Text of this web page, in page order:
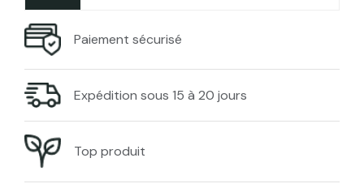
Paiement sécurisé
Expédition sous 15 à 20 jours
Top produit